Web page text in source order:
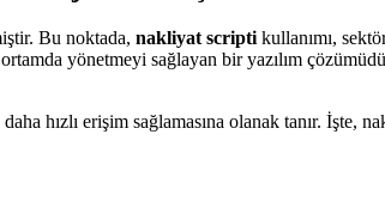
Bu noktada, nakliyat scripti kullanımı,
yönetmeyi sağlayan bir yazılım
hızlı erişim sağlamasına olanak tanır. İşte,